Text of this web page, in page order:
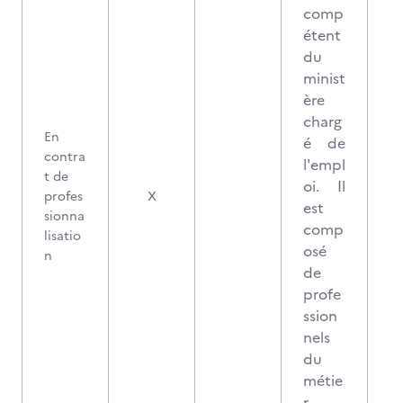
En
contra
t de
profes
sionna
lisatio
n
X
comp
étent
du
minist
ère
charg
é de
l'empl
oi. Il
est
comp
osé
de
profe
ssion
nels
du
métie